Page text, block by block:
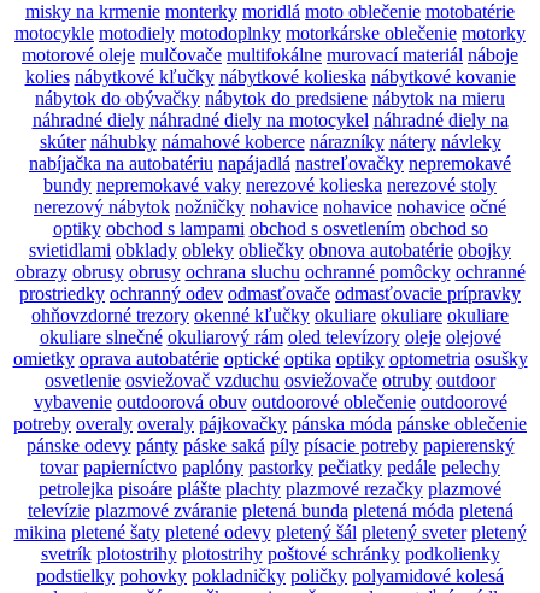
misky na krmenie monterky moridlá moto oblečenie motobatérie
motocykle motodiely motodoplnky motorkárske oblečenie motorky
motorové oleje mulčovače multifokálne murovací materiál náboje
kolies nábytkové kľučky nábytkové kolieska nábytkové kovanie
nábytok do obývačky nábytok do predsiene nábytok na mieru
náhradné diely náhradné diely na motocykel náhradné diely na
skúter náhubky námahové koberce nárazníky nátery návleky
nabíjačka na autobatériu napájadlá nastreľovačky nepremokavé
bundy nepremokavé vaky nerezové kolieska nerezové stoly
nerezový nábytok nožničky nohavice nohavice nohavice očné
optiky obchod s lampami obchod s osvetlením obchod so
svietidlami obklady obleky obliečky obnova autobatérie obojky
obrazy obrusy obrusy ochrana sluchu ochranné pomôcky ochranné
prostriedky ochranný odev odmasťovače odmasťovacie prípravky
ohňovzdorné trezory okenné kľučky okuliare okuliare okuliare
okuliare slnečné okuliarový rám oled televízory oleje olejové
omietky oprava autobatérie optické optika optiky optometria osušky
osvetlenie osviežovač vzduchu osviežovače otruby outdoor
vybavenie outdoorová obuv outdoorové oblečenie outdoorové
potreby overaly overaly pájkovačky pánska móda pánske oblečenie
pánske odevy pánty páske saká píly písacie potreby papierenský
tovar papierníctvo paplóny pastorky pečiatky pedále pelechy
petrolejka pisoáre plášte plachty plazmové rezačky plazmové
televízie plazmové zváranie pletená bunda pletená móda pletená
mikina pletené šaty pletené odevy pletený šál pletený sveter pletený
svetrík plotostrihy plotostrihy poštové schránky podkolienky
podstielky pohovky pokladničky poličky polyamidové kolesá